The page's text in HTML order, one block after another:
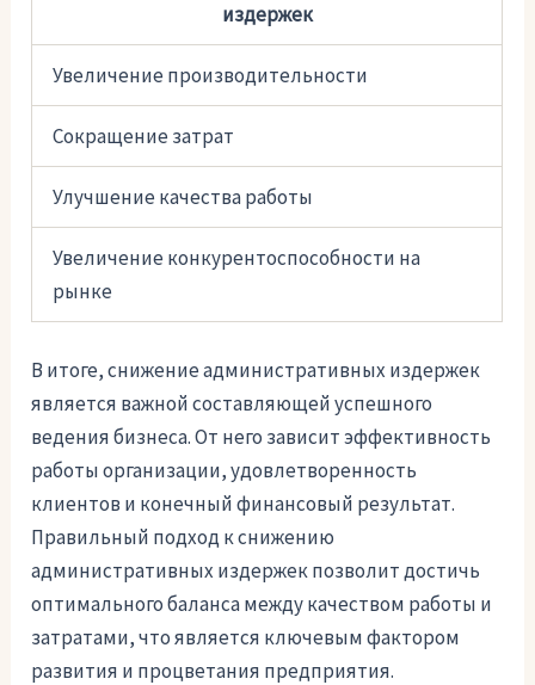
издержек
Увеличение производительности
Сокращение затрат
Улучшение качества работы
Увеличение конкурентоспособности на
рынке
В итоге, снижение административных издержек
является важной составляющей успешного
ведения бизнеса. От него зависит эффективность
работы организации, удовлетворенность
клиентов и конечный финансовый результат.
Правильный подход к снижению
административных издержек позволит достичь
оптимального баланса между качеством работы и
затратами, что является ключевым фактором
развития и процветания предприятия.